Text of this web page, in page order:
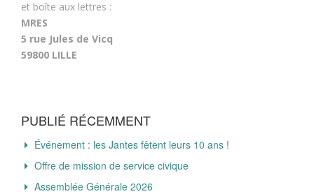
et boîte aux lettres :
MRES
5 rue Jules de Vicq
59800 LILLE
PUBLIÉ RÉCEMMENT
Événement : les Jantes fêtent leurs 10 ans !
Offre de mission de service civique
Assemblée Générale 2026